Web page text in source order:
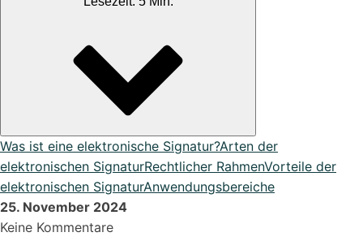
DATEV Export
Übergeben Sie Ihre Daten ganze einfach an DATEV
Bei uns findest du spannendes Blogartikel vieles mehr ...
Lexikon
Bei uns im Lexikon findest du zu allen Fachbegriffen die
Was ist eine elektronische Signatur?Arten der
elektronischen SignaturRechtlicher RahmenVorteile der
elektronischen SignaturAnwendungsbereiche
25. November 2024
Keine Kommentare